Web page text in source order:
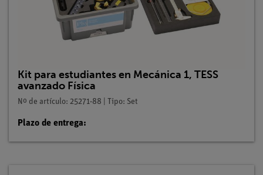
Kit para estudiantes en Mecánica 1, TESS
avanzado Física
Nº de artículo: 25271-88 | Tipo: Set
Plazo de entrega: